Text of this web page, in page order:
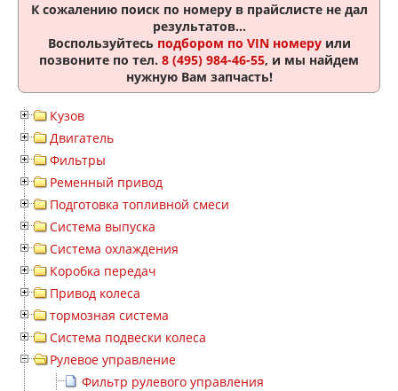
К сожалению поиск по номеру в прайслисте не дал
результатов...
Воспользуйтесь подбором по VIN номеруили
позвоните по тел. 8 (495) 984-46-55, и мы найдем
нужную Вам запчасть!
Кузов
Двигатель
Фильтры
Ременный привод
Подготовка топливной смеси
Система выпуска
Система охлаждения
Коробка передач
Привод колеса
тормозная система
Система подвески колеса
Рулевое управление
Фильтр рулевого управления